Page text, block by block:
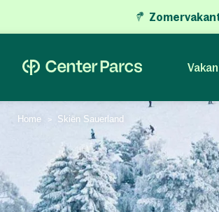
Home Skiën Sauerland